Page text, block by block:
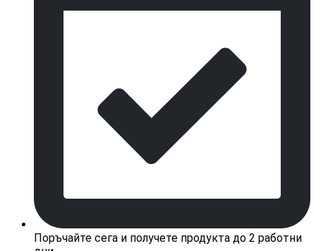
Поръчайте сега и получете продукта до 2 работни